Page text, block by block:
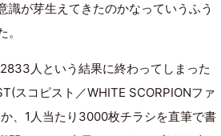
が芽生えてきたのかなっていうふう
人という結果に終わってしまった
スコピスト／WHITE SCORPIONファ
、1人当たり3000枚チラシを直筆で書